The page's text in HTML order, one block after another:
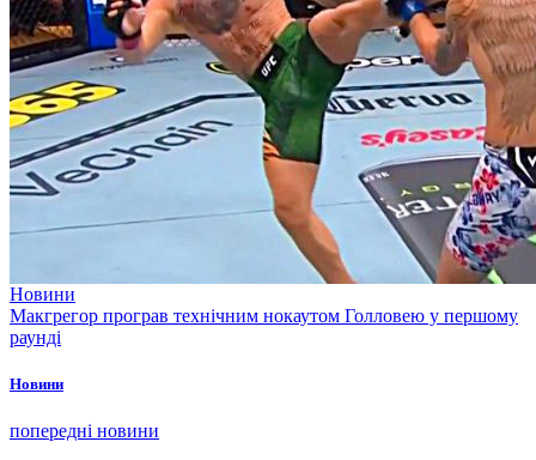
Новини
Макгрегор програв технічним нокаутом Голловею у першому
раунді
Новини
попередні новини